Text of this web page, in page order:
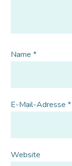
Name*
E-Mail-Adresse*
Website